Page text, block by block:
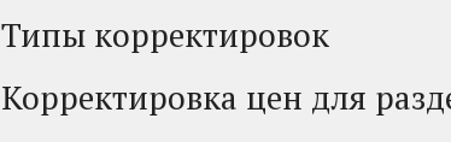
Типы корректировок
Корректировка цен для